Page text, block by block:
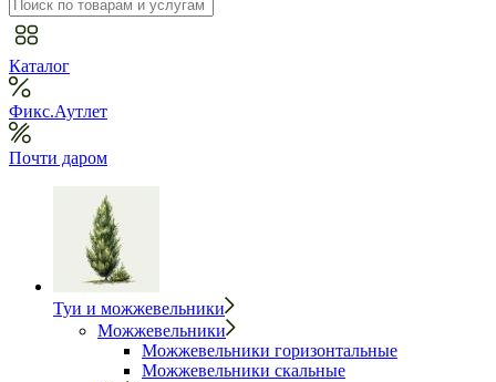
Каталог
Фикс.Аутлет
Почти даром
Туи и можжевельники
Можжевельники
Можжевельники горизонтальные
Можжевельники скальные